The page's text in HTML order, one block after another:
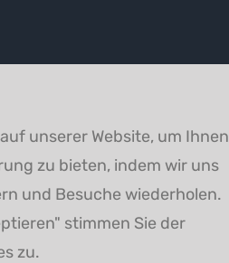
unserer Website, um Ihnen
zu bieten, indem wir uns
und Besuche wiederholen.
stimmen Sie der
zu.